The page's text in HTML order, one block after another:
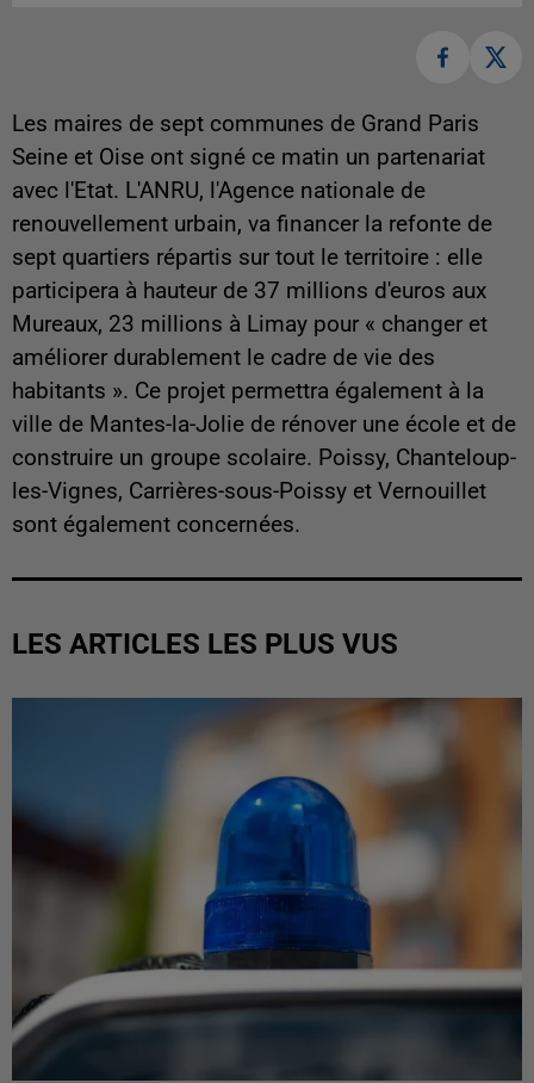
Les maires de sept communes de Grand Paris
Seine et Oise ont signé ce matin un partenariat
avec l'Etat. L'ANRU, l'Agence nationale de
renouvellement urbain, va financer la refonte de
sept quartiers répartis sur tout le territoire : elle
participera à hauteur de 37 millions d'euros aux
Mureaux, 23 millions à Limay pour « changer et
améliorer durablement le cadre de vie des
habitants ». Ce projet permettra également à la
ville de Mantes-la-Jolie de rénover une école et de
construire un groupe scolaire. Poissy, Chanteloup-
les-Vignes, Carrières-sous-Poissy et Vernouillet
sont également concernées.
LES ARTICLES LES PLUS VUS